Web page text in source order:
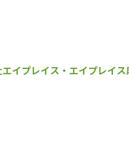
エイプレイス・エイプレ